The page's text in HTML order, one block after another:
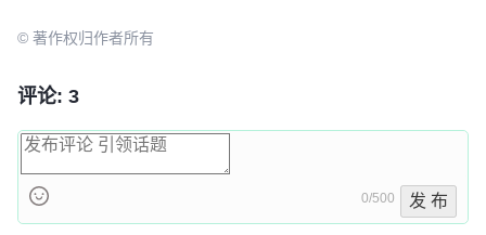
© 著作权归作者所有
评论: 3
0/500 发 布